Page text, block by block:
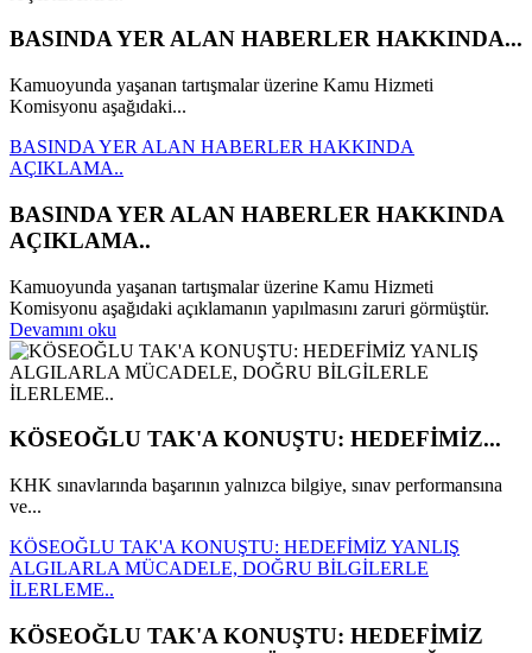
BASINDA YER ALAN HABERLER HAKKINDA...
Kamuoyunda yaşanan tartışmalar üzerine Kamu Hizmeti
Komisyonu aşağıdaki...
BASINDA YER ALAN HABERLER HAKKINDA
AÇIKLAMA..
BASINDA YER ALAN HABERLER HAKKINDA
AÇIKLAMA..
Kamuoyunda yaşanan tartışmalar üzerine Kamu Hizmeti
Komisyonu aşağıdaki açıklamanın yapılmasını zaruri görmüştür.
Devamını oku
KÖSEOĞLU TAK'A KONUŞTU: HEDEFİMİZ...
KHK sınavlarında başarının yalnızca bilgiye, sınav performansına
ve...
KÖSEOĞLU TAK'A KONUŞTU: HEDEFİMİZ YANLIŞ
ALGILARLA MÜCADELE, DOĞRU BİLGİLERLE
İLERLEME..
KÖSEOĞLU TAK'A KONUŞTU: HEDEFİMİZ